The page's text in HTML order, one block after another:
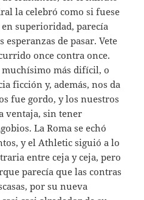
la celebró como si fuese
superioridad, parecía
de pasar. Vete
once contra once.
muchísimo más difícil, o
ficción y, además, nos da
fue gordo, y los nuestros
ventaja, sin tener
La Roma se echó
y el Athletic siguió a lo
entre ceja y ceja, pero
parecía que las contras
por su nueva